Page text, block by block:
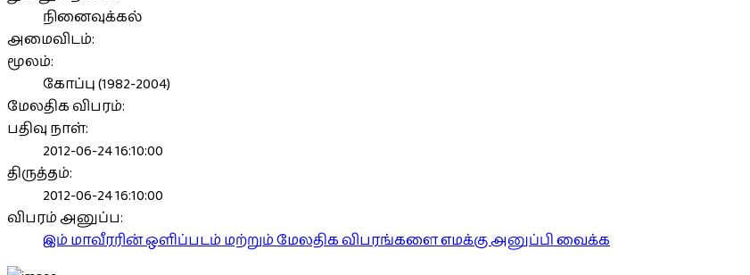
நினைவுக்கல்
அமைவிடம்:
மூலம்:
கோப்பு (1982-2004)
மேலதிக விபரம்:
பதிவு நாள்:
2012-06-24 16:10:00
திருத்தம்:
2012-06-24 16:10:00
விபரம் அனுப்ப:
இம் மாவீரரின் ஒளிப்படம் மற்றும் மேலதிக விபரங்களை எமக்கு அனுப்பி வைக்க